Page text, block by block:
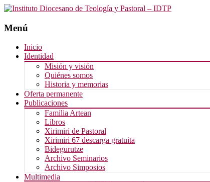
Menú
Saltar
contenido
Inicio
Identidad
Misión y visión
Quiénes somos
Historia y memorias
Oferta permanente
Publicaciones
Familia Artean
Libros
Xirimiri de Pastoral
Xirimiri 67 descarga gratuita
Bidegurutze
Archivo Seminarios
Archivo Simposios
Multimedia